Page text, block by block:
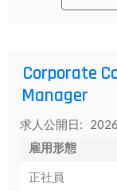
Corporate
Manager
求人公開日:
雇用形態
正社員